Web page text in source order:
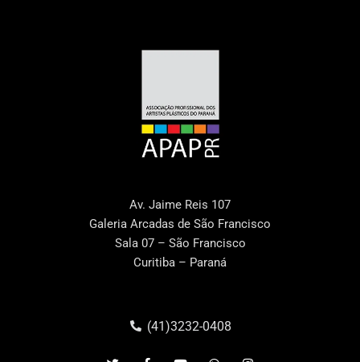
Av. Jaime Reis 107
Galeria Arcadas de São Francisco
Sala 07 – São Francisco
Curitiba – Paraná
(41)3232-0408